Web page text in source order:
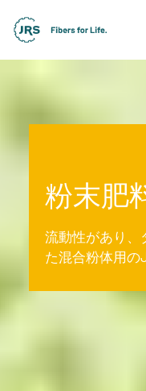
粉末肥
流動性があり、
た混合粉体用の